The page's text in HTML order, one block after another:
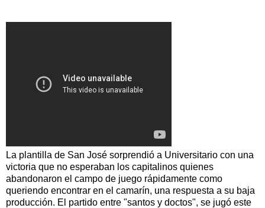
La plantilla de San José sorprendió a Universitario con una
victoria que no esperaban los capitalinos quienes
abandonaron el campo de juego rápidamente como
queriendo encontrar en el camarín, una respuesta a su baja
producción. El partido entre "santos y doctos", se jugó este